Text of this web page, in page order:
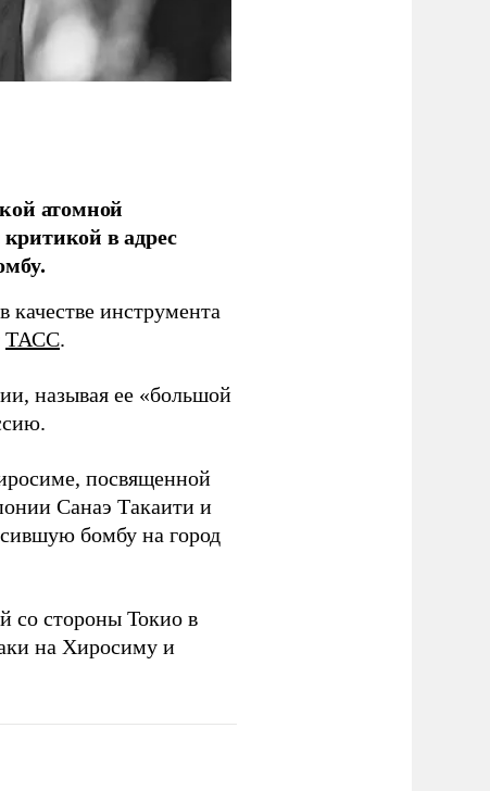
атомной
в адрес
качестве инструмента
ТАСС.
называя ее «большой
посвященной
Санаэ Такаити и
бомбу на город
со стороны Токио в
на Хиросиму и